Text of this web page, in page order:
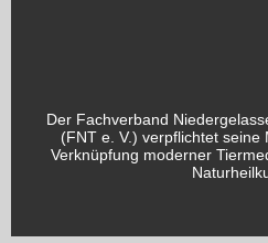
Der Fachverband
(FNT e. V.) verpflichtet seine
Verknüpfung moderner